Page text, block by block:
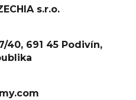
s.r.o.
40, 691 45 Podivín,